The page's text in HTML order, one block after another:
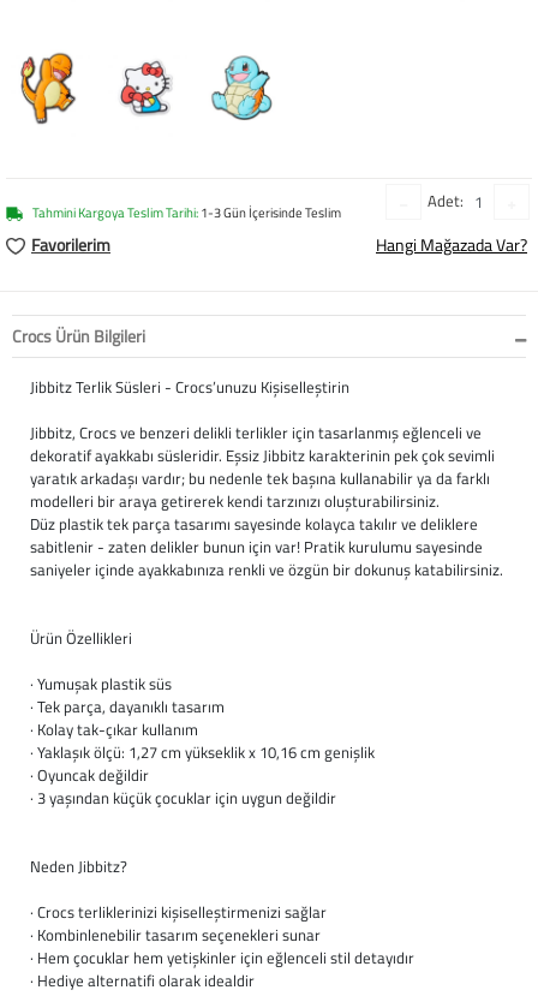
Walker (Yürüteç)
Adet:
Tahmini Kargoya Teslim Tarihi:1-3 Gün İçerisinde Teslim
Favorilerim Hangi Mağazada Var?
Crocs Ürün Bilgileri
Jibbitz Terlik Süsleri - Crocs’unuzu Kişiselleştirin
Jibbitz, Crocs ve benzeri delikli terlikler için tasarlanmış eğlenceli ve
dekoratif ayakkabı süsleridir. Eşsiz Jibbitz karakterinin pek çok sevimli
yaratık arkadaşı vardır; bu nedenle tek başına kullanabilir ya da farklı
modelleri bir araya getirerek kendi tarzınızı oluşturabilirsiniz.
Düz plastik tek parça tasarımı sayesinde kolayca takılır ve deliklere
sabitlenir - zaten delikler bunun için var! Pratik kurulumu sayesinde
saniyeler içinde ayakkabınıza renkli ve özgün bir dokunuş katabilirsiniz.
Ürün Özellikleri
· Yumuşak plastik süs
· Tek parça, dayanıklı tasarım
· Kolay tak-çıkar kullanım
· Yaklaşık ölçü: 1,27 cm yükseklik x 10,16 cm genişlik
· Oyuncak değildir
· 3 yaşından küçük çocuklar için uygun değildir
Neden Jibbitz?
· Crocs terliklerinizi kişiselleştirmenizi sağlar
· Kombinlenebilir tasarım seçenekleri sunar
· Hem çocuklar hem yetişkinler için eğlenceli stil detayıdır
· Hediye alternatifi olarak idealdir